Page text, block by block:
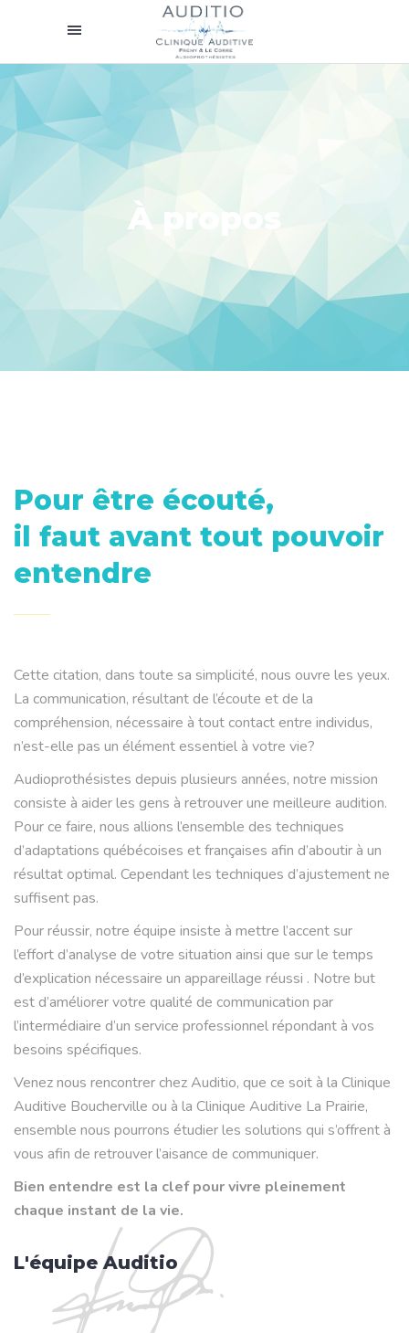
À propos
Pour être écouté,
il faut avant tout pouvoir
entendre
Cette citation, dans toute sa simplicité, nous ouvre les yeux.
La communication, résultant de l’écoute et de la
compréhension, nécessaire à tout contact entre individus,
n’est-elle pas un élément essentiel à votre vie?
Audioprothésistes depuis plusieurs années, notre mission
consiste à aider les gens à retrouver une meilleure audition.
Pour ce faire, nous allions l’ensemble des techniques
d’adaptations québécoises et françaises afin d’aboutir à un
résultat optimal. Cependant les techniques d’ajustement ne
suffisent pas.
Pour réussir, notre équipe insiste à mettre l’accent sur
l’effort d’analyse de votre situation ainsi que sur le temps
d’explication nécessaire un appareillage réussi . Notre but
est d’améliorer votre qualité de communication par
l’intermédiaire d’un service professionnel répondant à vos
besoins spécifiques.
Venez nous rencontrer chez Auditio, que ce soit à la Clinique
Auditive Boucherville ou à la Clinique Auditive La Prairie,
ensemble nous pourrons étudier les solutions qui s’offrent à
vous afin de retrouver l’aisance de communiquer.
Bien entendre est la clef pour vivre pleinement
chaque instant de la vie.
L'équipe Auditio